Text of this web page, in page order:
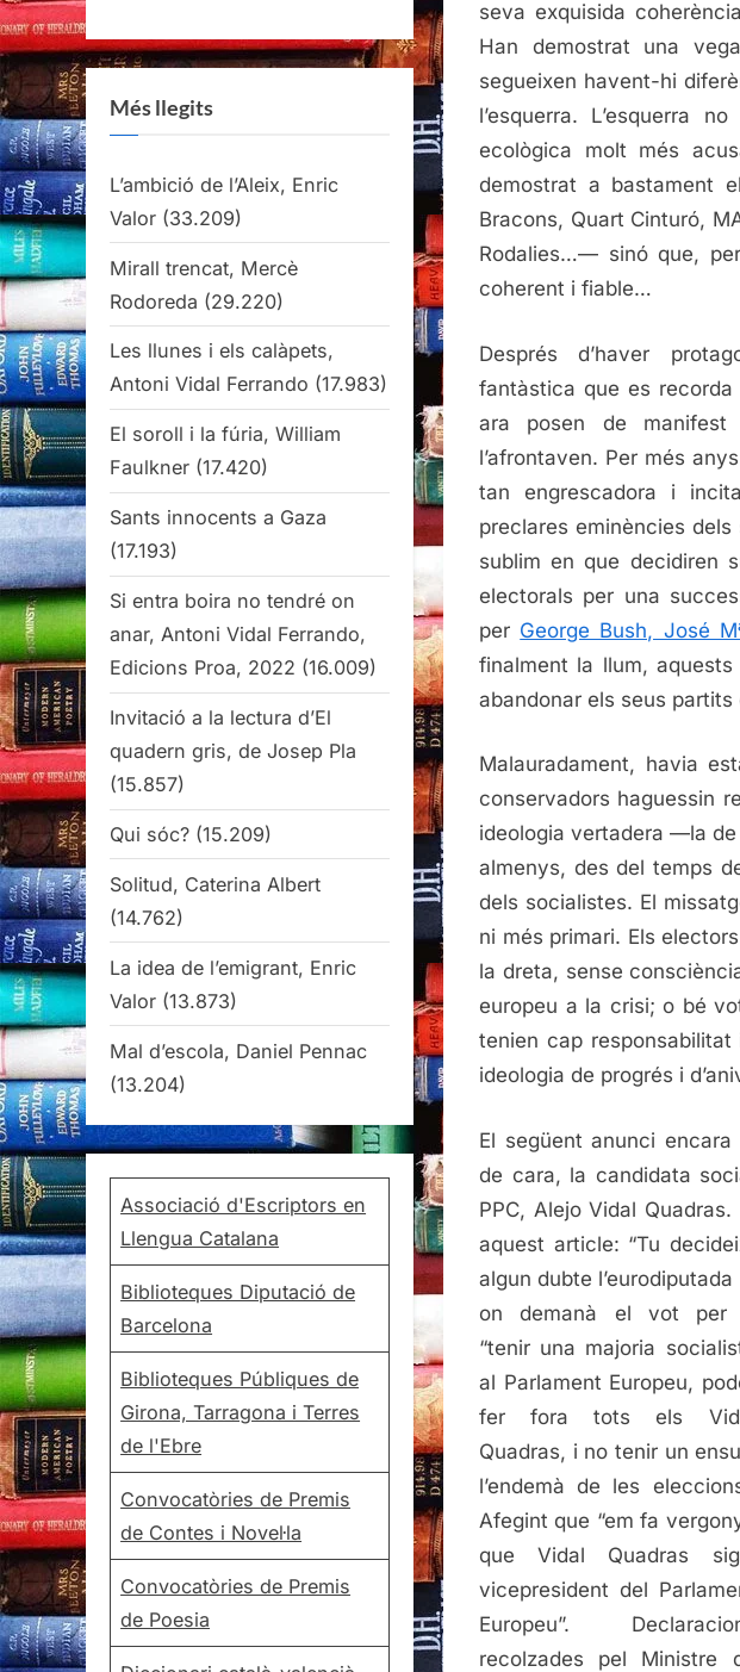
seva exquisida
Han demostrat una
segueixen havent-hi
l’esquerra. L’esquerra
ecològica molt més
demostrat a bastament
Bracons, Quart Cinturó,
Rodalies…— sinó que,
coherent i fiable…
Després d’haver
fantàstica que es
ara posen de manifest
l’afrontaven. Per més
tan engrescadora i
preclares eminències
sublim en que decidiren
electorals per una
per George Bush, José
finalment la llum,
abandonar els seus
Malauradament, havia
conservadors haguessin
ideologia vertadera —la de
almenys, des del temps
dels socialistes. El
ni més primari. Els
la dreta, sense
europeu a la crisi; o bé
tenien cap
ideologia de progrés i
El següent anunci
de cara, la candidata
PPC, Alejo Vidal
aquest article: “Tu
algun dubte
on demanà el vot per
“tenir una majoria
al Parlament Europeu,
fer fora tots els
Quadras, i no tenir un
l’endemà de les
Afegint que “em fa
que Vidal Quadras
vicepresident del
Europeu”.
recolzades pel Ministre
Més llegits
L’ambició de l’Aleix, Enric
Valor (33.209)
Mirall trencat, Mercè
Rodoreda (29.220)
Les llunes i els calàpets,
Antoni Vidal Ferrando (17.983)
El soroll i la fúria, William
Faulkner (17.420)
Sants innocents a Gaza
(17.193)
Si entra boira no tendré on
anar, Antoni Vidal Ferrando,
Edicions Proa, 2022 (16.009)
Invitació a la lectura d’El
quadern gris, de Josep Pla
(15.857)
Qui sóc? (15.209)
Solitud, Caterina Albert
(14.762)
La idea de l’emigrant, Enric
Valor (13.873)
Mal d’escola, Daniel Pennac
(13.204)
Associació d'Escriptors en
Llengua Catalana
Biblioteques Diputació de
Barcelona
Biblioteques Públiques de
Girona, Tarragona i Terres
de l'Ebre
Convocatòries de Premis
de Contes i Novel·la
Convocatòries de Premis
de Poesia